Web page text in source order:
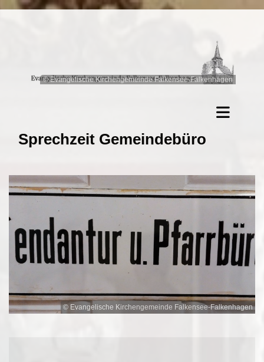
© Evangelische Kirchengemeinde Falkensee-Falkenhagen
Sprechzeit Gemeindebüro
© Evangelische Kirchengemeinde Falkensee-Falkenhagen